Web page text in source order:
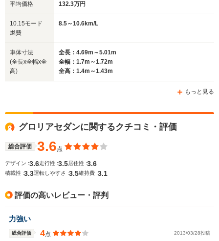
サイズ
(全長x全幅x全高)
WLTCモード
燃費
排気量
駆動方式
全長
-m
-
1998～2960cc
FR
-
平均価格 132.3万円
10.15モード
燃費
8.5～10.6km/L
車体寸法
(全長x全幅x全
高)
全長：4.69m～5.01m
全幅：1.7m～1.72m
全高：1.4m～1.43m
もっと見る
グロリアセダンに関するクチコミ・評価
総合評価 3.6点
デザイン :3.6走行性 :3.5 居住性 :3.6
積載性 :3.3運転しやすさ :3.5維持費 :3.1
評価の高いレビュー・評判
力強い
総合評価 4点 2013/03/28投稿